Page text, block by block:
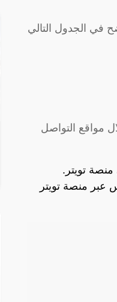
في الجدول التالي
مواقع التواصل
تويتر.
عبر منصة تويتر